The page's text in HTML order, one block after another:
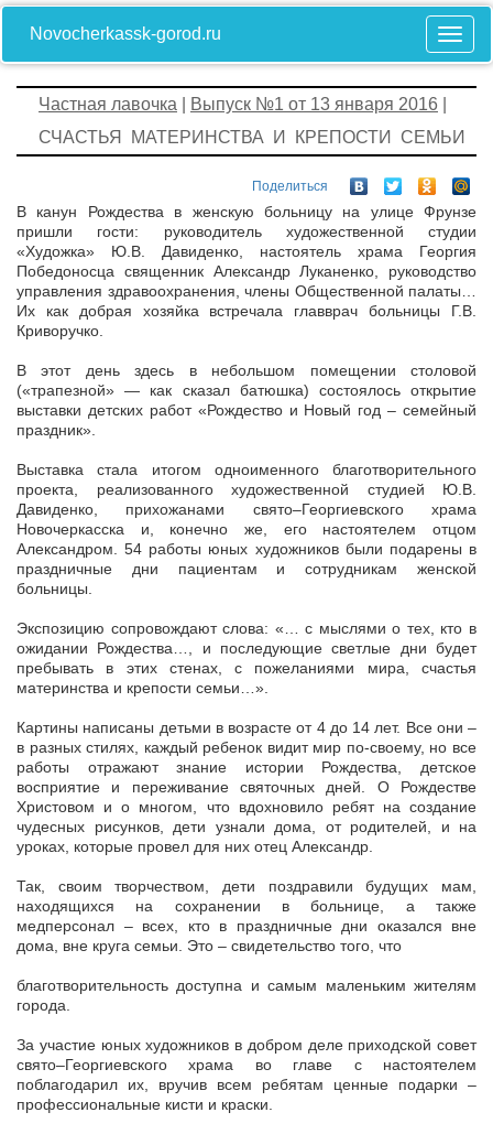
Novocherkassk-gorod.ru
Частная лавочка Выпуск №1 от 13 января 2016
СЧАСТЬЯ МАТЕРИНСТВА И КРЕПОСТИ СЕМЬИ
Поделиться
В канун Рождества в женскую больницу на улице Фрунзе
пришли гости: руководитель художественной студии
«Художка» Ю.В. Давиденко, настоятель храма Георгия
Победоносца священник Александр Луканенко, руководство
управления здравоохранения, члены Общественной палаты…
Их как добрая хозяйка встречала главврач больницы Г.В.
Криворучко.
В этот день здесь в небольшом помещении столовой
(«трапезной» — как сказал батюшка) состоялось открытие
выставки детских работ «Рождество и Новый год – семейный
праздник».
Выставка стала итогом одноименного благотворительного
проекта, реализованного художественной студией Ю.В.
Давиденко, прихожанами свято–Георгиевского храма
Новочеркасска и, конечно же, его настоятелем отцом
Александром. 54 работы юных художников были подарены в
праздничные дни пациентам и сотрудникам женской
больницы.
Экспозицию сопровождают слова: «… с мыслями о тех, кто в
ожидании Рождества…, и последующие светлые дни будет
пребывать в этих стенах, с пожеланиями мира, счастья
материнства и крепости семьи…».
Картины написаны детьми в возрасте от 4 до 14 лет. Все они –
в разных стилях, каждый ребенок видит мир по-своему, но все
работы отражают знание истории Рождества, детское
восприятие и переживание святочных дней. О Рождестве
Христовом и о многом, что вдохновило ребят на создание
чудесных рисунков, дети узнали дома, от родителей, и на
уроках, которые провел для них отец Александр.
Так, своим творчеством, дети поздравили будущих мам,
находящихся на сохранении в больнице, а также
медперсонал – всех, кто в праздничные дни оказался вне
дома, вне круга семьи. Это – свидетельство того, что
благотворительность доступна и самым маленьким жителям
города.
За участие юных художников в добром деле приходской совет
свято–Георгиевского храма во главе с настоятелем
поблагодарил их, вручив всем ребятам ценные подарки –
профессиональные кисти и краски.